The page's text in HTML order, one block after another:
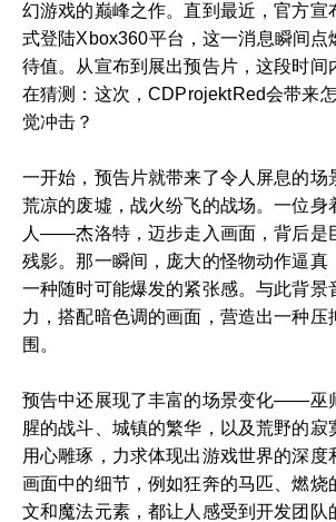
幻游戏的巅峰之作。直到最近，官方宣
式登陆Xbox360平台，这一消息瞬间点
待值。从宣布到展出预告片，这段时间
在猜测：这次，CDProjektRed会带来
觉冲击？
一开始，预告片就带来了令人屏息的场
荒凉的废墟，战火纷飞的战场。一位身
人——杰洛特，迈步走入画面，背后是
残影。那一瞬间，庞大的怪物动作逼真
一种随时可能爆发的紧张感。与此背景
力，搭配暗色调的画面，营造出一种压
围。
预告中还展现了丰富的场景变化——巫
腥的战斗、城镇的繁华，以及荒野的寂
用心雕琢，力求体现出游戏世界的深度
画面中的细节，例如狂奔的马匹、燃烧
文和魔法元素，都让人感受到开发团队